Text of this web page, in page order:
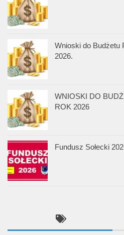
Wnioski do Budżetu
2026.
WNIOSKI DO
ROK 2026
Fundusz Sołecki